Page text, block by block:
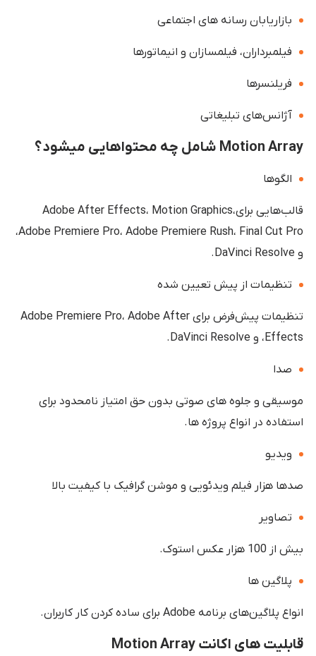
بازاریابان رسانه های اجتماعی
فیلمبرداران، فیلمسازان و انیماتورها
فریلنسرها
آژانس‌های تبلیغاتی
Motion Array شامل چه محتواهایی میشود؟
الگوها
قالب‌هایی برایAdobe After Effects، Motion Graphics،
Adobe Premiere Pro، Adobe Premiere Rush، Final Cut Pro،
و DaVinci Resolve.
تنظیمات از پیش تعیین شده
تنظیمات پیش‌فرض برای Adobe Premiere Pro، Adobe After
Effects، و DaVinci Resolve.
صدا
موسیقی و جلوه های صوتی بدون حق امتیاز نامحدود برای
استفاده در انواع پروژه ها.
ویدیو
صدها هزار فیلم ویدئویی و موشن گرافیک با کیفیت بالا
تصاویر
بیش از 100 هزار عکس استوک.
پلاگین ها
انواع پلاگین‌های برنامه Adobe برای ساده کردن کار کاربران.
قابلیت های اکانت Motion Array